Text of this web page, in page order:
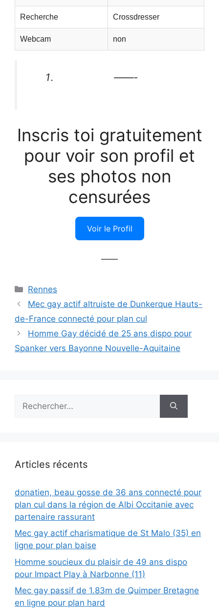
Recherche Crossdresser
Webcam non
——-
Inscris toi gratuitement
pour voir son profil et
ses photos non
censurées
Voir le Profil
——
Catégories
Rennes
Mec gay actif altruiste de Dunkerque Hauts-
de-France connecté pour plan cul
Homme Gay décidé de 25 ans dispo pour
Spanker vers Bayonne Nouvelle-Aquitaine
Articles récents
donatien, beau gosse de 36 ans connecté pour
plan cul dans la région de Albi Occitanie avec
partenaire rassurant
Mec gay actif charismatique de St Malo (35) en
ligne pour plan baise
Homme soucieux du plaisir de 49 ans dispo
pour Impact Play à Narbonne (11)
Mec gay passif de 1.83m de Quimper Bretagne
en ligne pour plan hard